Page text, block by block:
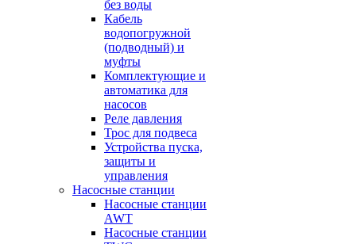
без воды
Кабель
водопогружной
(подводный) и
муфты
Комплектующие и
автоматика для
насосов
Реле давления
Трос для подвеса
Устройства пуска,
защиты и
управления
Насосные станции
Насосные станции
AWT
Насосные станции